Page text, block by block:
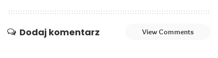
Dodaj komentarz View Comments